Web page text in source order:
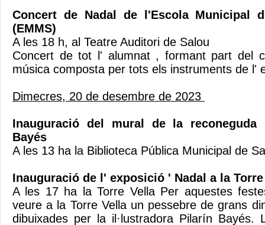
Concert de Nadal de l'Escola Municipal
(EMMS)
A les 18 h, al Teatre Auditori de Salou
Concert de tot l' alumnat , formant part del
música composta per tots els instruments de l'
Dimecres, 20 de desembre de 2023
Inauguració del mural de la reconeguda
Bayés
A les 13 ha la Biblioteca Pública Municipal de
Inauguració de l' exposició ' Nadal a la
A les 17 ha la Torre Vella Per aquestes
veure a la Torre Vella un pessebre de grans
dibuixades per la il·lustradora Pilarín Bayés.